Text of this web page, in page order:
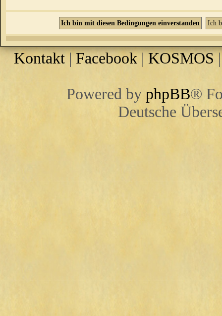
Kontakt |Facebook | KOSMOS
Powered by phpBB®
Deutsche